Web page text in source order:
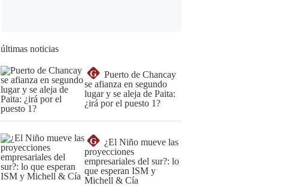
últimas noticias
G
Puerto de Chancay
se afianza en segundo
lugar y se aleja de Paita:
¿irá por el puesto 1?
G
¿El Niño mueve las
proyecciones
empresariales del sur?: lo
que esperan ISM y
Michell & Cía